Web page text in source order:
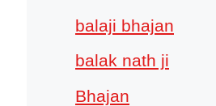
balaji bhajan
balak nath ji
Bhajan